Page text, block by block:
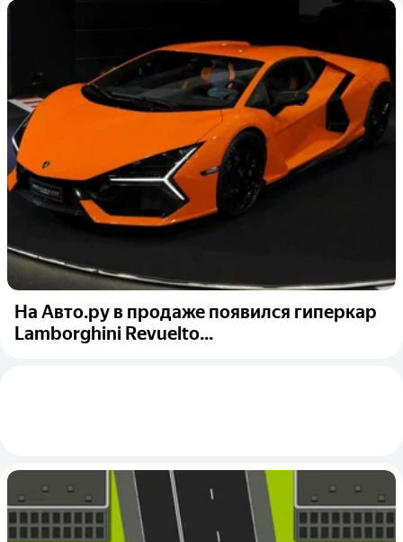
На Авто.ру в продаже появился гиперкар
Lamborghini Revuelto...